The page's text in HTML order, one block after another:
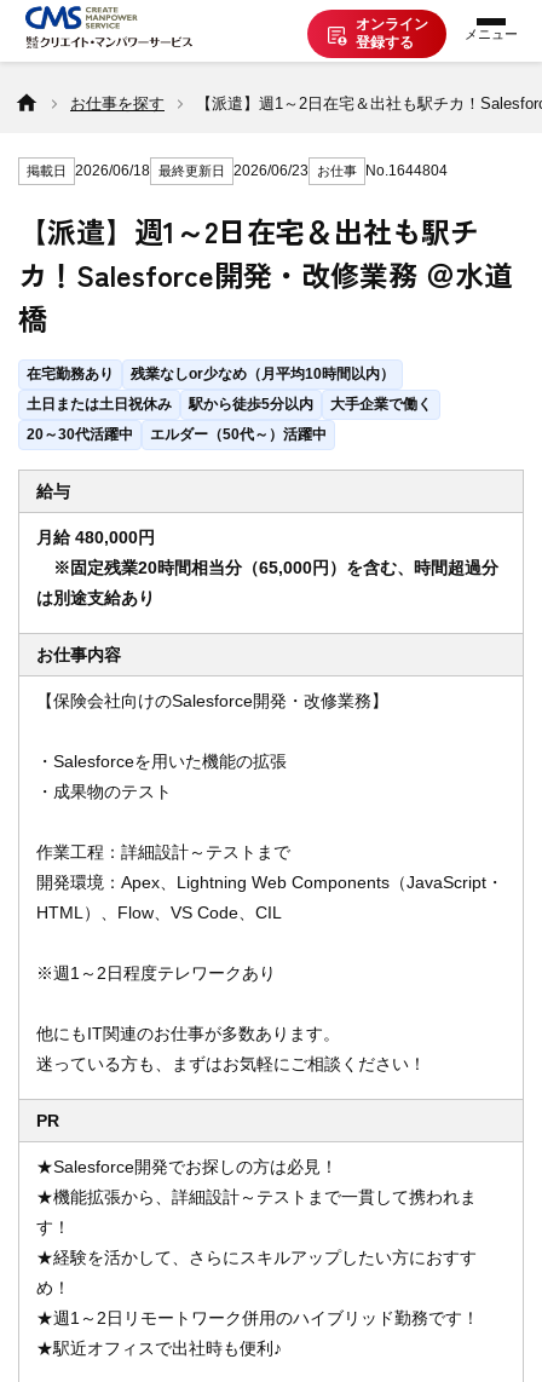
オンライン
登録する
お仕事を探す
派遣で働く
登録の流れ
派遣の知識
企業の方へ
CMSについて
オンライン登録する お問い合わせ
閉じる
お仕事を探す 【派遣】週1～2日在宅＆出社も駅チカ！
掲載日 2026/06/18 最終更新日 2026/06/23 お仕事 No.1644804
【派遣】週1～2日在宅＆出社も駅チ
カ！Salesforce開発・改修業務 ＠水道
橋
在宅勤務あり
残業なしor少なめ（月平均10時間以内）
土日または土日祝休み
駅から徒歩5分以内
大手企業で働く
20～30代活躍中
エルダー（50代～）活躍中
給与
月給 480,000円
※固定残業20時間相当分（65,000円）を含む、時間超過分
は別途支給あり
お仕事内容
【保険会社向けのSalesforce開発・改修業務】
・Salesforceを用いた機能の拡張
・成果物のテスト
作業工程：詳細設計～テストまで
開発環境：Apex、Lightning Web Components（JavaScript・
HTML）、Flow、VS Code、CIL
※週1～2日程度テレワークあり
他にもIT関連のお仕事が多数あります。
迷っている方も、まずはお気軽にご相談ください！
PR
★Salesforce開発でお探しの方は必見！
★機能拡張から、詳細設計～テストまで一貫して携われま
す！
★経験を活かして、さらにスキルアップしたい方におすす
め！
★週1～2日リモートワーク併用のハイブリッド勤務です！
★駅近オフィスで出社時も便利♪